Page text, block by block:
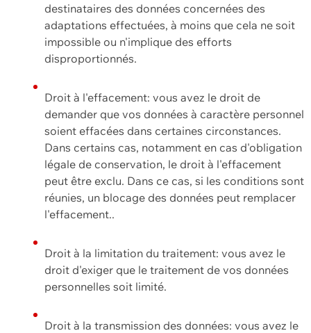
destinataires des données concernées des
adaptations effectuées, à moins que cela ne soit
impossible ou n'implique des efforts
disproportionnés.
Droit à l'effacement: vous avez le droit de
demander que vos données à caractère personnel
soient effacées dans certaines circonstances.
Dans certains cas, notamment en cas d'obligation
légale de conservation, le droit à l'effacement
peut être exclu. Dans ce cas, si les conditions sont
réunies, un blocage des données peut remplacer
l'effacement..
Droit à la limitation du traitement: vous avez le
droit d'exiger que le traitement de vos données
personnelles soit limité.
Droit à la transmission des données: vous avez le